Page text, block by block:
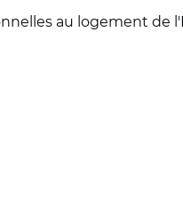
au logement de